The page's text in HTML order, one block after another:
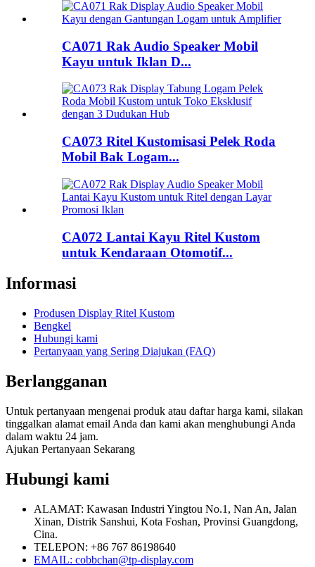
CA071 Rak Audio Speaker Mobil
Kayu untuk Iklan D...
CA073 Ritel Kustomisasi Pelek Roda
Mobil Bak Logam...
CA072 Lantai Kayu Ritel Kustom
untuk Kendaraan Otomotif...
Informasi
Produsen Display Ritel Kustom
Bengkel
Hubungi kami
Pertanyaan yang Sering Diajukan (FAQ)
Berlangganan
Untuk pertanyaan mengenai produk atau daftar harga kami, silakan
tinggalkan alamat email Anda dan kami akan menghubungi Anda
dalam waktu 24 jam.
Ajukan Pertanyaan Sekarang
Hubungi kami
ALAMAT: Kawasan Industri Yingtou No.1, Nan An, Jalan
Xinan, Distrik Sanshui, Kota Foshan, Provinsi Guangdong,
Cina.
TELEPON: +86 767 86198640
EMAIL: cobbchan@tp-display.com